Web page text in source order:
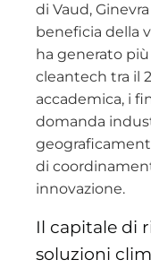
di Vaud,
beneficia della
ha generato
cleantech tra il
accademica, i
domanda
di
innovazione.
Il capitale di
soluzioni